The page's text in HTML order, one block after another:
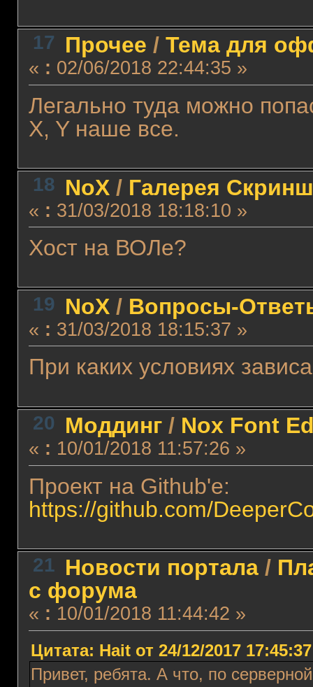
17 Прочее / Тема для
« : 02/06/2018 22:44:35 »
Легально туда можно
X, Y наше все.
18 NoX/ Галерея
« : 31/03/2018 18:18:10 »
Хост на ВОЛе?
19 NoX/ Вопросы-
« : 31/03/2018 18:15:37 »
При каких условиях
20 Моддинг/ Nox Font
« : 10/01/2018 11:57:26 »
Проект на Github'е:
https://github.com/
21 Новости портала/
с форума
« : 10/01/2018 11:44:42 »
Цитата: Hait от 24/12/2017 17:45:37
Привет, ребята. А что, по